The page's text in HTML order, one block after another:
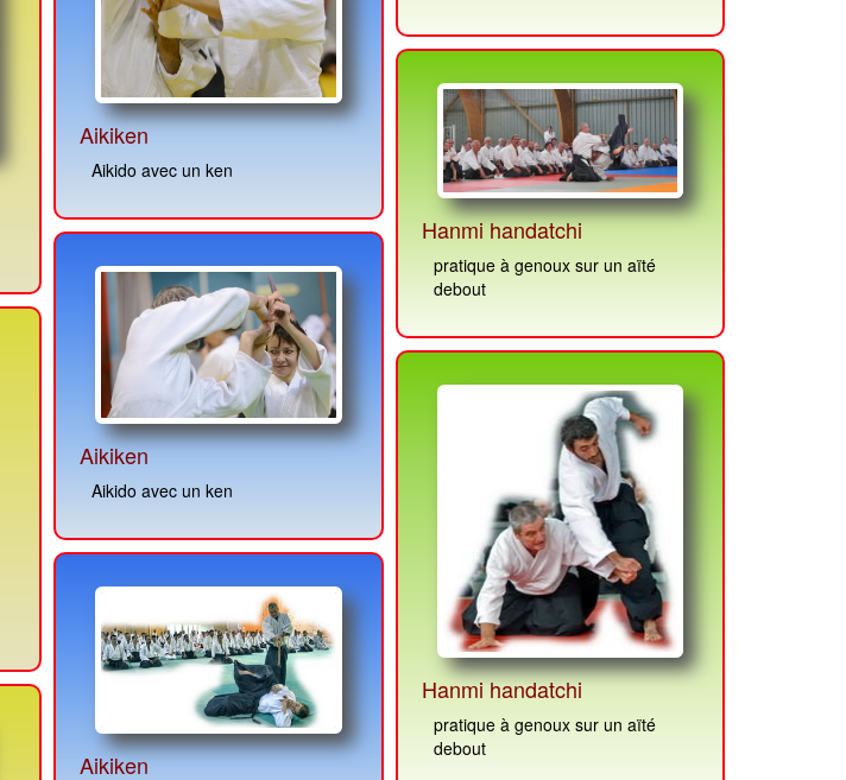
Aikiken
Aikido avec un ken
Aikiken
Aikido avec un ken
Aikiken
Hanmi handatchi
pratique à genoux sur un aïté
debout
Hanmi handatchi
pratique à genoux sur un aïté
debout